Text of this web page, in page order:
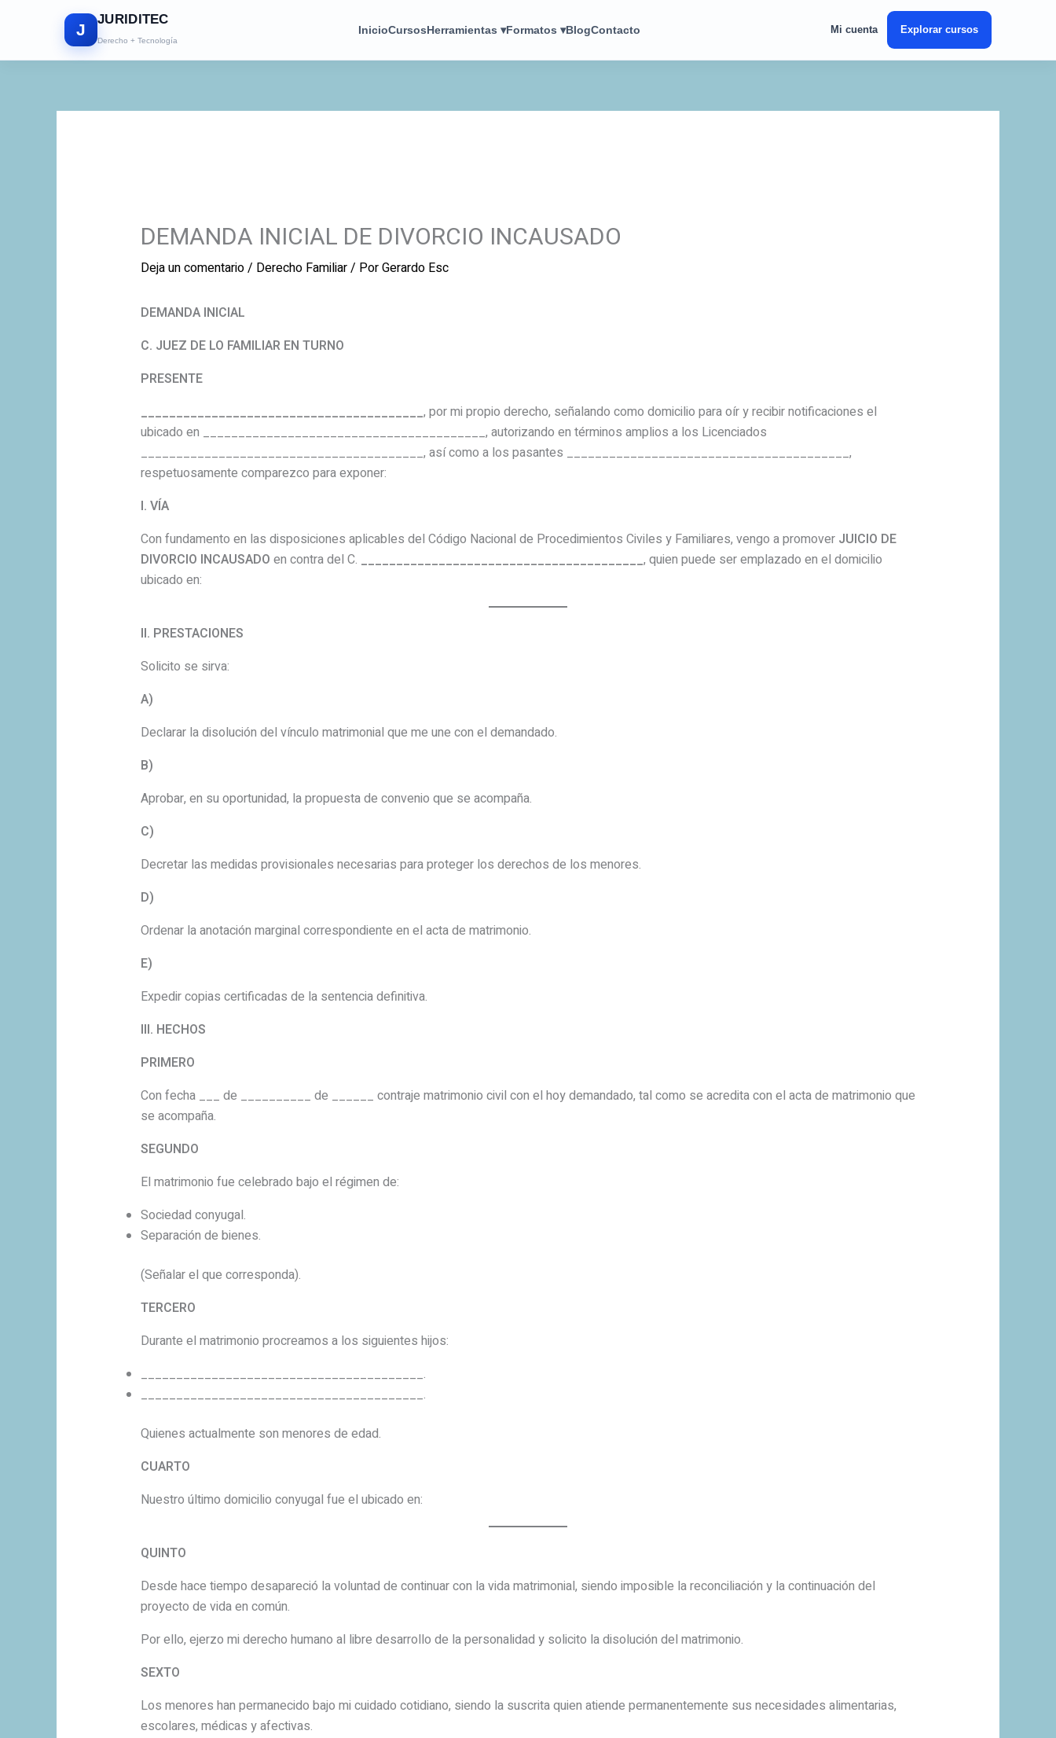
J
JURIDITEC
Derecho + Tecnología
InicioCursosHerramientas ▾Formatos ▾BlogContacto Mi cuenta Explorar cursos
DEMANDA INICIAL DE DIVORCIO INCAUSADO
Deja un comentario/ Derecho Familiar/ PorGerardo Esc
DEMANDA INICIAL
C. JUEZ DE LO FAMILIAR EN TURNO
PRESENTE
________________________________________, por mi propio derecho, señalando como domicilio para oír y recibir notificaciones el
ubicado en ________________________________________, autorizando en términos amplios a los Licenciados
________________________________________, así como a los pasantes ________________________________________,
respetuosamente comparezco para exponer:
I. VÍA
Con fundamento en las disposiciones aplicables del Código Nacional de Procedimientos Civiles y Familiares, vengo a promover JUICIO DE
DIVORCIO INCAUSADO en contra del C. ________________________________________, quien puede ser emplazado en el domicilio
ubicado en:
II. PRESTACIONES
Solicito se sirva:
A)
Declarar la disolución del vínculo matrimonial que me une con el demandado.
B)
Aprobar, en su oportunidad, la propuesta de convenio que se acompaña.
C)
Decretar las medidas provisionales necesarias para proteger los derechos de los menores.
D)
Ordenar la anotación marginal correspondiente en el acta de matrimonio.
E)
Expedir copias certificadas de la sentencia definitiva.
III. HECHOS
PRIMERO
Con fecha ___ de __________ de ______ contraje matrimonio civil con el hoy demandado, tal como se acredita con el acta de matrimonio que
se acompaña.
SEGUNDO
El matrimonio fue celebrado bajo el régimen de:
Sociedad conyugal.
Separación de bienes.
(Señalar el que corresponda).
TERCERO
Durante el matrimonio procreamos a los siguientes hijos:
________________________________________.
________________________________________.
Quienes actualmente son menores de edad.
CUARTO
Nuestro último domicilio conyugal fue el ubicado en:
QUINTO
Desde hace tiempo desapareció la voluntad de continuar con la vida matrimonial, siendo imposible la reconciliación y la continuación del
proyecto de vida en común.
Por ello, ejerzo mi derecho humano al libre desarrollo de la personalidad y solicito la disolución del matrimonio.
SEXTO
Los menores han permanecido bajo mi cuidado cotidiano, siendo la suscrita quien atiende permanentemente sus necesidades alimentarias,
escolares, médicas y afectivas.